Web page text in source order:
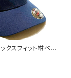
クスフィット紺ベ
ップ古着L/XLメ
スOKアメカジ90s